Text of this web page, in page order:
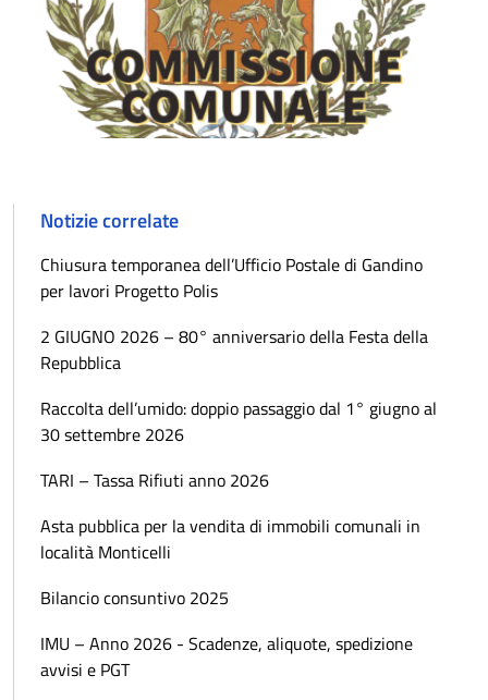
Notizie correlate
Chiusura temporanea dell’Ufficio Postale di Gandino
per lavori Progetto Polis
2 GIUGNO 2026 – 80° anniversario della Festa della
Repubblica
Raccolta dell’umido: doppio passaggio dal 1° giugno al
30 settembre 2026
TARI – Tassa Rifiuti anno 2026
Asta pubblica per la vendita di immobili comunali in
località Monticelli
Bilancio consuntivo 2025
IMU – Anno 2026 - Scadenze, aliquote, spedizione
avvisi e PGT